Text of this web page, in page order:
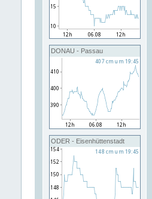
DONAU - Passau
ODER - Eisenhüttenstadt